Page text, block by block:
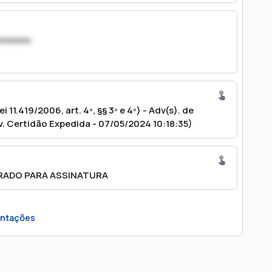
2006, art. 4º, §§ 3º e 4º) - Adv(s). de
Certidão Expedida - 07/05/2024 10:18:35)
PARA ASSINATURA